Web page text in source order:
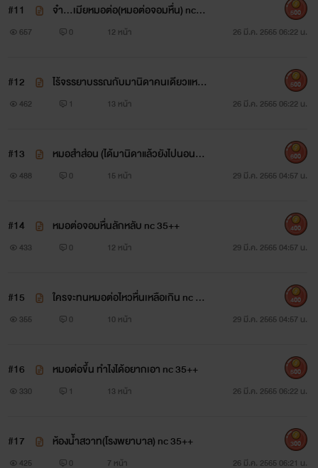
#11
จ๋า...เมียหมอต่อ(หมอต่อจอมหื่น) nc 3
5+++
657 0 12 หน้า 26 มี.ค. 2565 06:22 น.
500
#12
ไร้จรรยาบรรณกับมานิดาคนเดียวแหละ
ครับ (หมอต่อหื่น) nc 35++
462 1 13 หน้า 26 มี.ค. 2565 06:22 น.
500
#13
หมอสำส่อน (ได้มานิดาแล้วยังไปนอนกั
บสาวอื่น งอนแล้ว....) nc 35++
488 0 15 หน้า 29 มี.ค. 2565 04:57 น.
600
#14 หมอต่อจอมหื่นลักหลับ nc 35++
433 0 12 หน้า 29 มี.ค. 2565 04:57 น.
400
#15
ใครจะทนหมอต่อไหวหื่นเหลือเกิน nc 35
++
355 0 10 หน้า 29 มี.ค. 2565 04:57 น.
400
#16 หมอต่อขึ้น ทำไงได้อยากเอา nc 35++
330 1 13 หน้า 26 มี.ค. 2565 06:22 น.
500
#17 ห้องน้ำสวาท(โรงพยาบาล) nc 35++
425 0 7 หน้า 26 มี.ค. 2565 06:21 น.
300